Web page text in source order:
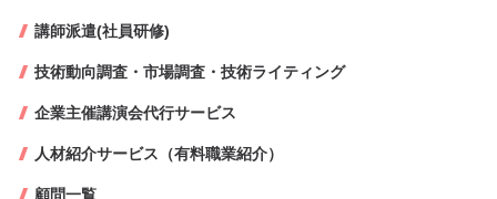
講師派遣(社員研修)
技術動向調査・市場調査・技術ライティング
企業主催講演会代行サービス
人材紹介サービス（有料職業紹介）
顧問一覧